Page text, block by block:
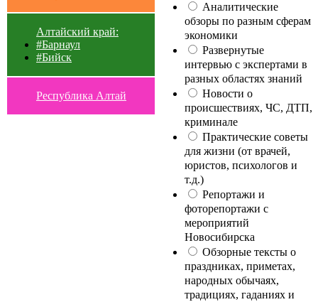
Алтайский край:
#Барнаул
#Бийск
Республика Алтай
Аналитические
обзоры по разным сферам
экономики
Развернутые
интервью с экспертами в
разных областях знаний
Новости о
происшествиях, ЧС, ДТП,
криминале
Практические советы
для жизни (от врачей,
юристов, психологов и
т.д.)
Репортажи и
фоторепортажи с
мероприятий
Новосибирска
Обзорные тексты о
праздниках, приметах,
народных обычаях,
традициях, гаданиях и